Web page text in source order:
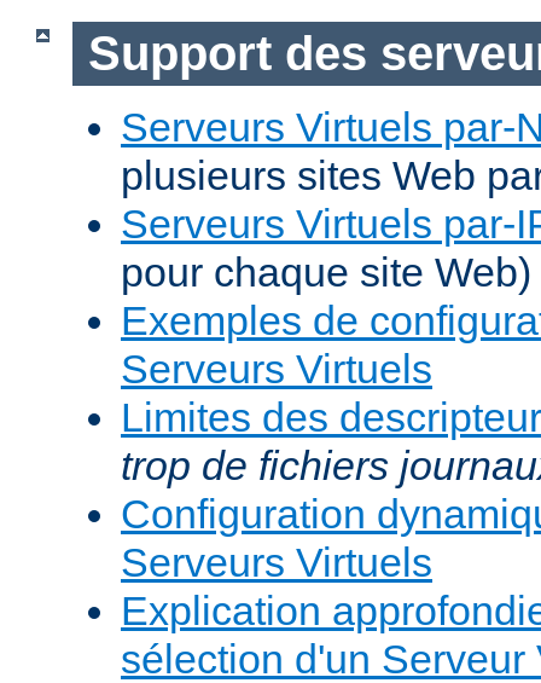
Support des
Serveurs Virtuels par-
plusieurs sites Web
Serveurs Virtuels par-
pour chaque site Web)
Exemples de
Serveurs Virtuels
Limites des
trop de fichiers
Configuration
Serveurs Virtuels
Explication
sélection d'un Serveur